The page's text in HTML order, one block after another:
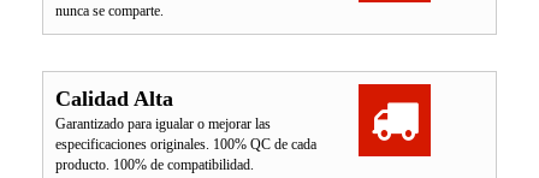
nunca se comparte.
Calidad Alta
Garantizado para igualar o mejorar las
especificaciones originales. 100% QC de cada
producto. 100% de compatibilidad.